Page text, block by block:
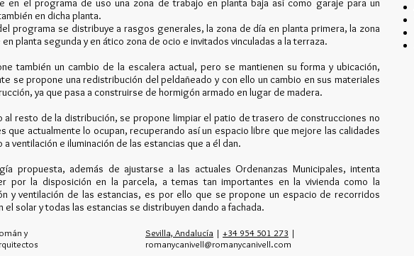
en el programa de uso una zona de trabajo en planta baja así como garaje para un
en dicha planta.
programa se distribuye a rasgos generales, la zona de día en planta primera, la zona
en planta segunda y en ático zona de ocio e invitados vinculadas a la terraza.
también un cambio de la escalera actual, pero se mantienen su forma y ubicación,
se propone una redistribución del peldañeado y con ello un cambio en sus materiales
ya que pasa a construirse de hormigón armado en lugar de madera.
al resto de la distribución, se propone limpiar el patio de trasero de construcciones no
que actualmente lo ocupan, recuperando así un espacio libre que mejore las calidades
a ventilación e iluminación de las estancias que a él dan.
propuesta, además de ajustarse a las actuales Ordenanzas Municipales, intenta
por la disposición en la parcela, a temas tan importantes en la vivienda como la
y ventilación de las estancias, es por ello que se propone un espacio de recorridos
el solar y todas las estancias se distribuyen dando a fachada.
y
Sevilla, Andalucía | +34 954 501 273 |
romanycanivell@romanycanivell.com